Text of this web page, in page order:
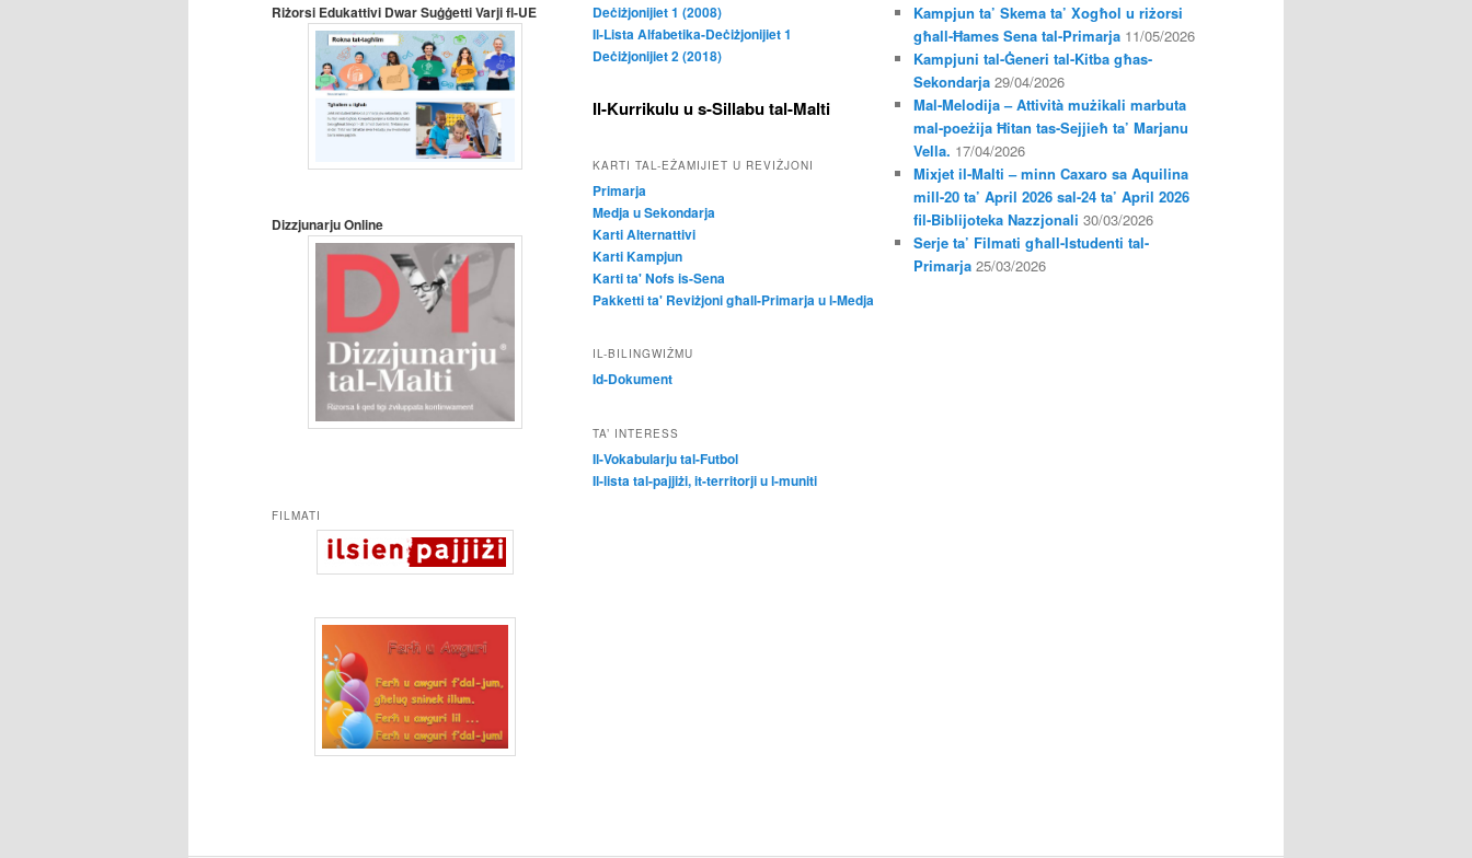
Riżorsi Edukattivi Dwar Suġġetti Varji fl-UE
Dizzjunarju Online
FILMATI
Deċiżjonijiet 1 (2008)
Il-Lista Alfabetika-Deċiżjonijiet 1
Deċiżjonijiet 2 (2018)
Il-Kurrikulu u s-Sillabu tal-Malti
KARTI TAL-EŻAMIJIET U REVIŻJONI
Primarja
Medja u Sekondarja
Karti Alternattivi
Karti Kampjun
Karti ta' Nofs is-Sena
Pakketti ta' Reviżjoni għall-Primarja u l-Medja
IL-BILINGWIŻMU
Id-Dokument
TA’ INTERESS
Il-Vokabularju tal-Futbol
Il-lista tal-pajjiżi, it-territorji u l-muniti
Kampjun ta’ Skema ta’ Xogħol u riżorsi
għall-Ħames Sena tal-Primarja 11/05/2026
Kampjuni tal-Ġeneri tal-Kitba għas-
Sekondarja 29/04/2026
Mal-Melodija – Attività mużikali marbuta
mal-poeżija Ħitan tas-Sejjieħ ta’ Marjanu
Vella. 17/04/2026
Mixjet il-Malti – minn Caxaro sa Aquilina
mill-20 ta’ April 2026 sal-24 ta’ April 2026
fil-Biblijoteka Nazzjonali 30/03/2026
Serje ta’ Filmati għall-Istudenti tal-
Primarja 25/03/2026